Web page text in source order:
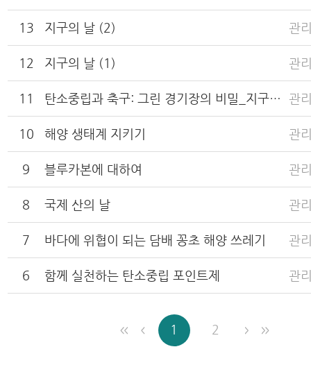
13 지구의 날 (2) 관
12 지구의 날 (1) 관
11 탄소중립과 축구: 그린 경기장의 비밀_지구를 지키기 위해 할 수 있는 작은 행동들 관
10 해양 생태계 지키기 관
9 블루카본에 대하여 관
8 국제 산의 날 관
7 바다에 위협이 되는 담배 꽁초 해양 쓰레기 관
6 함께 실천하는 탄소중립 포인트제 관
1 2